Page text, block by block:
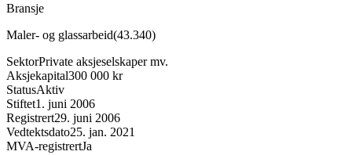
Bransje
Maler- og glassarbeid(43.340)
SektorPrivate aksjeselskaper mv.
Aksjekapital300 000 kr
StatusAktiv
Stiftet1. juni 2006
Registrert29. juni 2006
Vedtektsdato25. jan. 2021
MVA-registrertJa